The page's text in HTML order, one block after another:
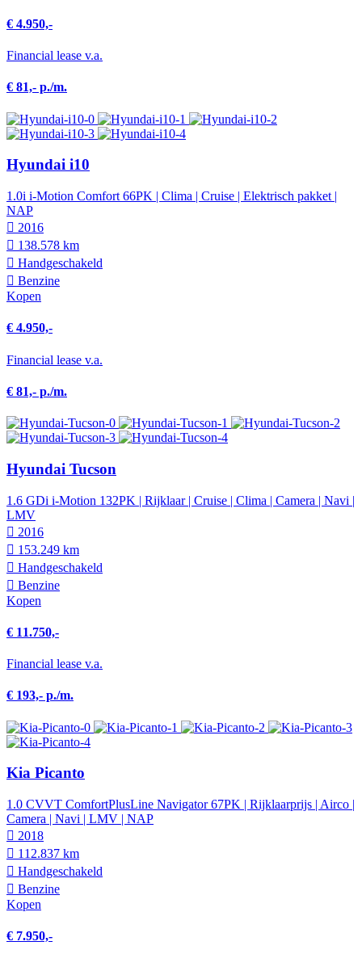
€ 4.950,-
Financial lease v.a.
€ 81,- p./m.
Hyundai i10
1.0i i-Motion Comfort 66PK | Clima | Cruise | Elektrisch pakket |
NAP
2016
138.578 km
Hand­geschakeld
Benzine
Kopen
€ 4.950,-
Financial lease v.a.
€ 81,- p./m.
Hyundai Tucson
1.6 GDi i-Motion 132PK | Rijklaar | Cruise | Clima | Camera | Navi |
LMV
2016
153.249 km
Hand­geschakeld
Benzine
Kopen
€ 11.750,-
Financial lease v.a.
€ 193,- p./m.
Kia Picanto
1.0 CVVT ComfortPlusLine Navigator 67PK | Rijklaarprijs | Airco |
Camera | Navi | LMV | NAP
2018
112.837 km
Hand­geschakeld
Benzine
Kopen
€ 7.950,-